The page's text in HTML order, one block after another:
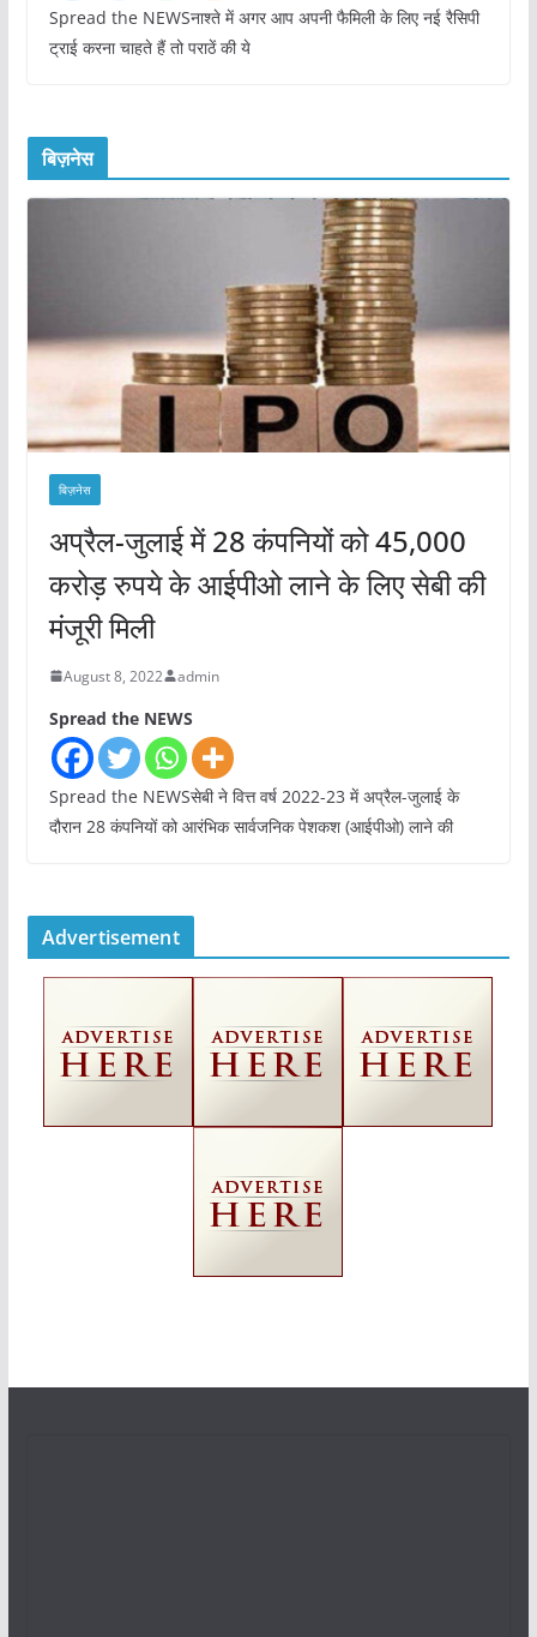
Spread the NEWSनाश्ते में अगर आप अपनी फैमिली के लिए नई रैसिपी
ट्राई करना चाहते हैं तो पराठें की ये
बिज़नेस
बिज़नेस
अप्रैल-जुलाई में 28 कंपनियों को 45,000
करोड़ रुपये के आईपीओ लाने के लिए सेबी की
मंजूरी मिली
August 8, 2022 admin
Spread the NEWS
Spread the NEWSसेबी ने वित्त वर्ष 2022-23 में अप्रैल-जुलाई के
दौरान 28 कंपनियों को आरंभिक सार्वजनिक पेशकश (आईपीओ) लाने की
Advertisement